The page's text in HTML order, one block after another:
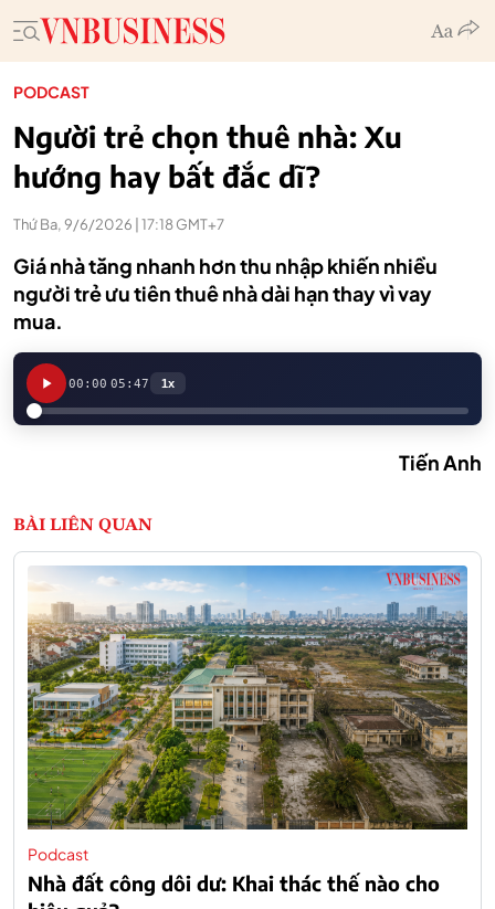
PODCAST
Người trẻ chọn thuê nhà: Xu
hướng hay bất đắc dĩ?
Thứ Ba, 9/6/2026 | 17:18 GMT+7
Giá nhà tăng nhanh hơn thu nhập khiến nhiều
người trẻ ưu tiên thuê nhà dài hạn thay vì vay
mua.
00:00 05:47 1x
Tiến Anh
BÀI LIÊN QUAN
Podcast
Nhà đất công dôi dư: Khai thác thế nào cho